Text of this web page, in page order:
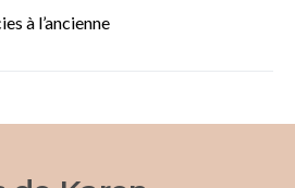
à l’ancienne